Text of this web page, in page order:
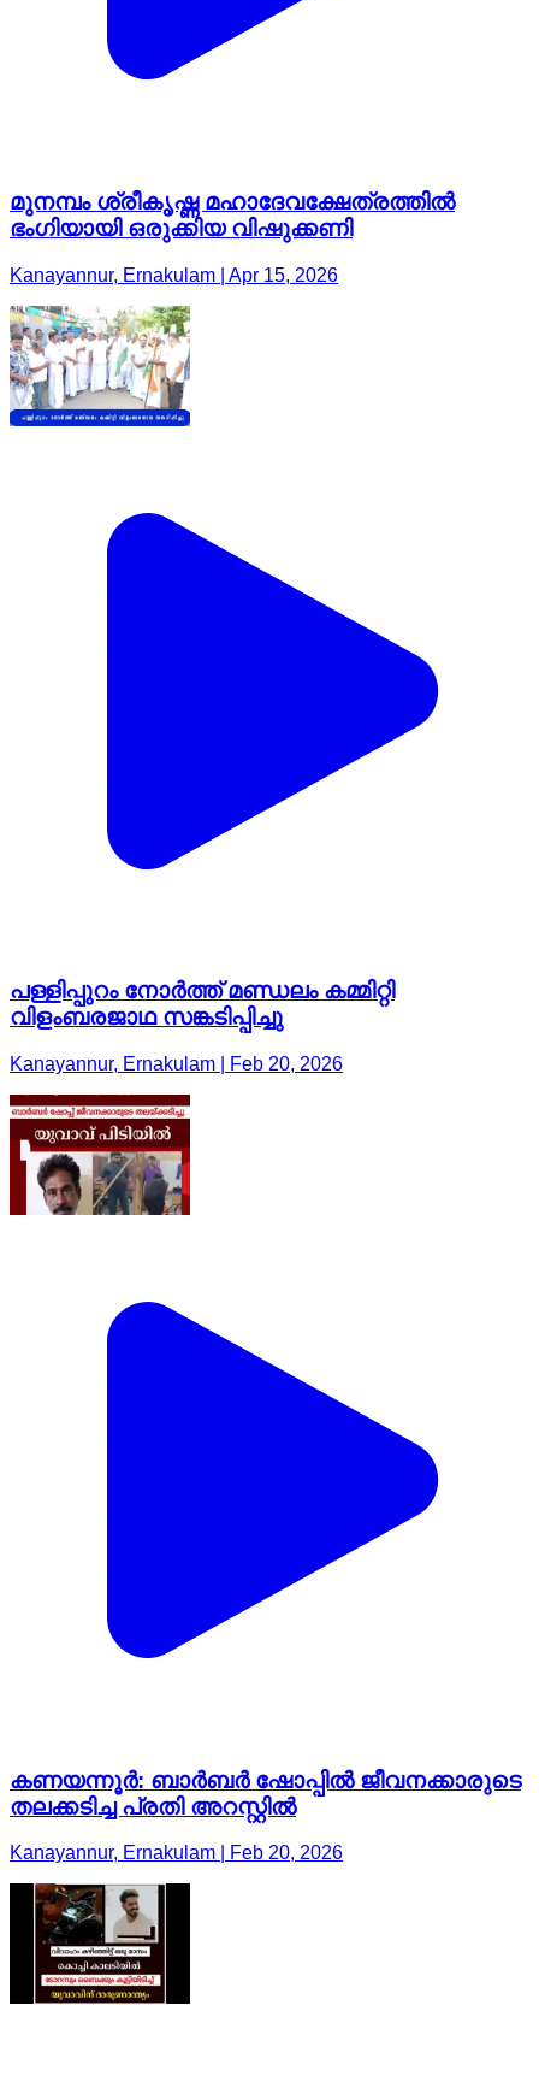
മുനമ്പം ശ്രീകൃഷ്ണ മഹാദേവക്ഷേത്രത്തിൽ
ഭംഗിയായി ഒരുക്കിയ വിഷുക്കണി
Kanayannur, Ernakulam | Apr 15, 2026
പള്ളിപ്പുറം നോർത്ത് മണ്ഡലം കമ്മിറ്റി
വിളംബരജാഥ സങ്കടിപ്പിച്ചു
Kanayannur, Ernakulam | Feb 20, 2026
കണയന്നൂർ: ബാർബർ ഷോപ്പിൽ ജീവനക്കാരുടെ
തലക്കടിച്ച പ്രതി അറസ്റ്റിൽ
Kanayannur, Ernakulam | Feb 20, 2026